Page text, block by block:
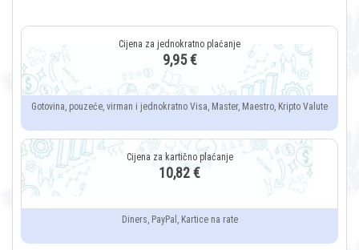
9,95 €
Gotovina, pouzeće, virman i jednokratno Visa, Master, Maestro, Kripto Valute
10,82 €
Diners, PayPal, Kartice na rate